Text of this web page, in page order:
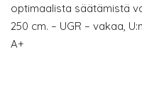
optimaalista säätämistä
250 cm. – UGR – vakaa,
A+